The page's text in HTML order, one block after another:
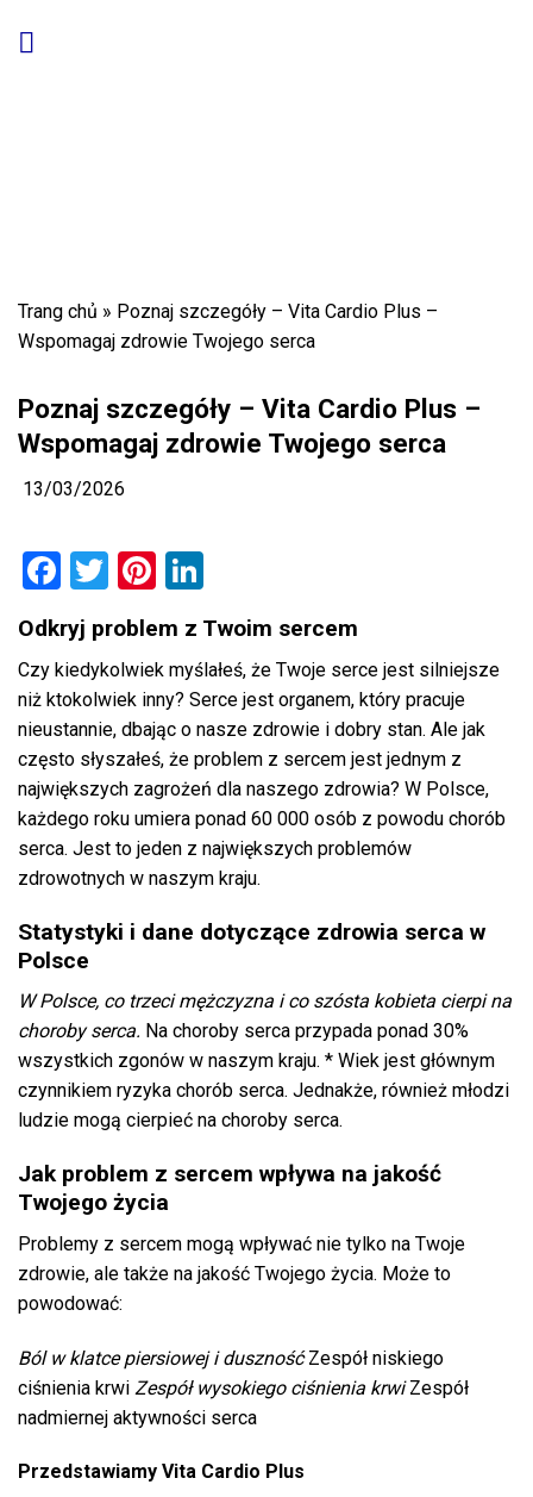
Trang chủ » Poznaj szczegóły – Vita Cardio Plus –
Wspomagaj zdrowie Twojego serca
Poznaj szczegóły – Vita Cardio Plus –
Wspomagaj zdrowie Twojego serca
13/03/2026
Facebook
TwitterPinterest
Odkryj problem z Twoim sercem
Czy kiedykolwiek myślałeś, że Twoje serce jest silniejsze
niż ktokolwiek inny? Serce jest organem, który pracuje
nieustannie, dbając o nasze zdrowie i dobry stan. Ale jak
często słyszałeś, że problem z sercem jest jednym z
największych zagrożeń dla naszego zdrowia? W Polsce,
każdego roku umiera ponad 60 000 osób z powodu chorób
serca. Jest to jeden z największych problemów
zdrowotnych w naszym kraju.
Statystyki i dane dotyczące zdrowia serca w
Polsce
W Polsce, co trzeci mężczyzna i co szósta kobieta cierpi na
choroby serca. Na choroby serca przypada ponad 30%
wszystkich zgonów w naszym kraju. * Wiek jest głównym
czynnikiem ryzyka chorób serca. Jednakże, również młodzi
ludzie mogą cierpieć na choroby serca.
Jak problem z sercem wpływa na jakość
Twojego życia
Problemy z sercem mogą wpływać nie tylko na Twoje
zdrowie, ale także na jakość Twojego życia. Może to
powodować:
Ból w klatce piersiowej i dusznośćZespół niskiego
ciśnienia krwi Zespół wysokiego ciśnienia krwiZespół
nadmiernej aktywności serca
Przedstawiamy Vita Cardio Plus